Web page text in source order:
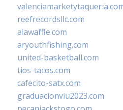
reefrecordsllc.com
alawaffle.com
aryouthfishing.com
united-basketball.com
tios-tacos.com
cafecito-satx.com
graduacionviu2023.com